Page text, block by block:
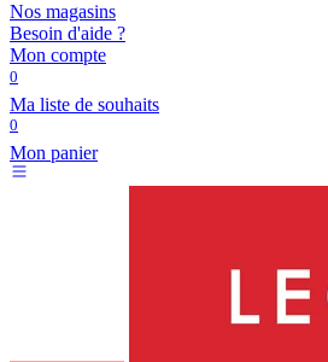
Nos magasins
Besoin d'aide ?
Mon compte
0
Ma liste de souhaits
0
Mon panier